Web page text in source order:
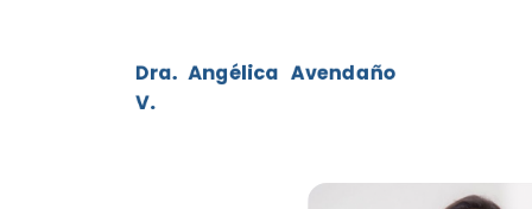
Dra. Angélica Avendaño
V.